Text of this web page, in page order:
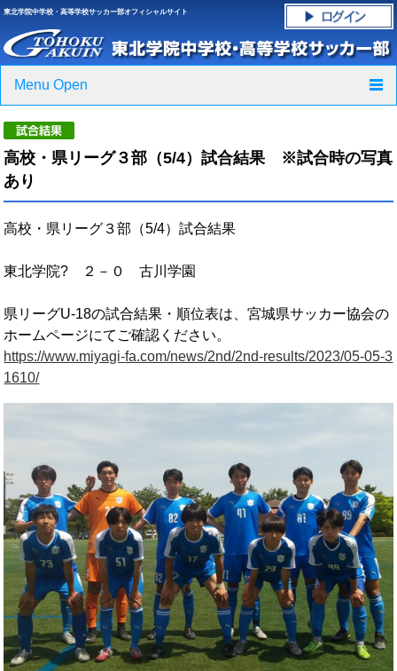
東北学院中学校・高等学校サッカー部オフィシャルサイト
Menu Open
ニュース
フォトギャラリー
高校・県リーグ３部（5/4）試合結果 ※試合時の写真
あり
高校・県リーグ３部（5/4）試合結果
東北学院? ２－０ 古川学園
県リーグU-18の試合結果・順位表は、宮城県サッカー協会の
ホームページにてご確認ください。
https://www.miyagi-fa.com/news/2nd/2nd-results/2023/05-05-3
1610/